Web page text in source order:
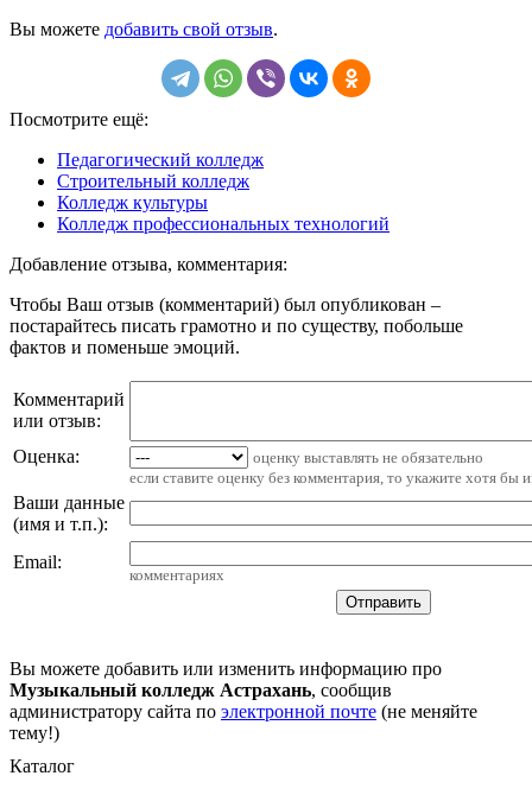
Вы можете добавить свой отзыв.
Посмотрите ещё:
Педагогический колледж
Строительный колледж
Колледж культуры
Колледж профессиональных технологий
Добавление отзыва, комментария:
Чтобы Ваш отзыв (комментарий) был опубликован –
постарайтесь писать грамотно и по существу, побольше
фактов и поменьше эмоций.
Комментарий
или отзыв:
Оценка:
оценку выставлять не обязательно
если ставите оценку без комментария, то укажите хотя бы
Ваши данные
(имя и т.п.):
Email:
комментариях
Вы можете добавить или изменить информацию про
Музыкальный колледж Астрахань, сообщив
администратору сайта по электронной почте (не меняйте
тему!)
Каталог